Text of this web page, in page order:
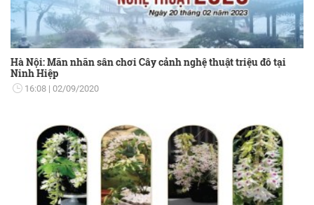
Hà Nội: Mãn nhãn sân chơi Cây cảnh nghệ thuật triệu đô tại
Ninh Hiệp
16:08 02/09/2020